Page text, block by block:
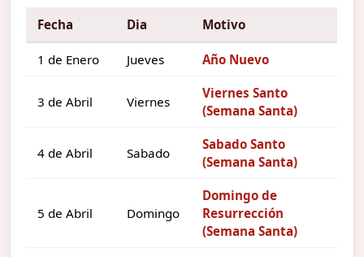
Fecha Dia Motivo
1 de Enero Jueves Año Nuevo
3 de Abril Viernes
Viernes Santo
(Semana Santa)
4 de Abril Sabado
Sabado Santo
(Semana Santa)
5 de Abril Domingo
Domingo de
Resurrección
(Semana Santa)